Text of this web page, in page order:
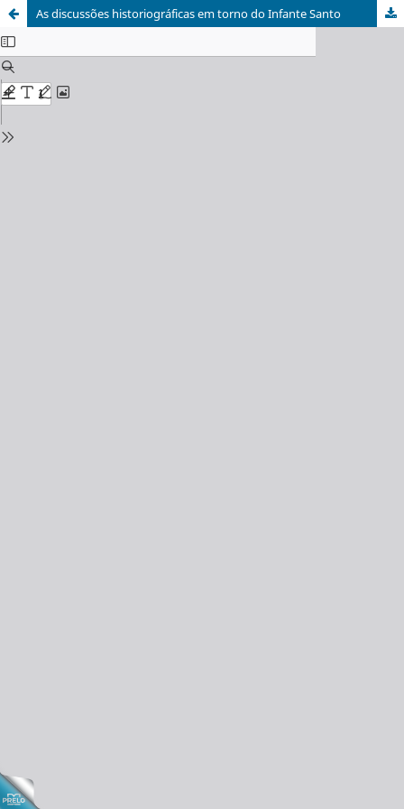
As discussões historiográficas em torno do Infante Santo